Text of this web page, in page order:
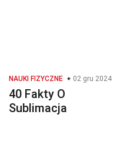
NAUKI FIZYCZNE 02 gru 2024
40 Fakty O
Sublimacja